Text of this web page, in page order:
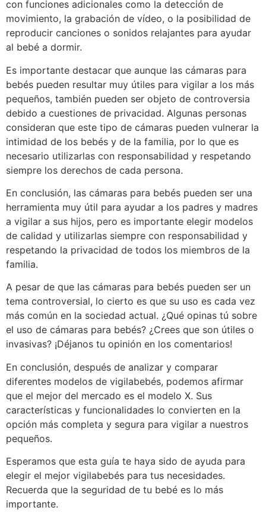
con funciones adicionales como la detección de
movimiento, la grabación de vídeo, o la posibilidad de
reproducir canciones o sonidos relajantes para ayudar
al bebé a dormir.
Es importante destacar que aunque las cámaras para
bebés pueden resultar muy útiles para vigilar a los más
pequeños, también pueden ser objeto de controversia
debido a cuestiones de privacidad. Algunas personas
consideran que este tipo de cámaras pueden vulnerar la
intimidad de los bebés y de la familia, por lo que es
necesario utilizarlas con responsabilidad y respetando
siempre los derechos de cada persona.
En conclusión, las cámaras para bebés pueden ser una
herramienta muy útil para ayudar a los padres y madres
a vigilar a sus hijos, pero es importante elegir modelos
de calidad y utilizarlas siempre con responsabilidad y
respetando la privacidad de todos los miembros de la
familia.
A pesar de que las cámaras para bebés pueden ser un
tema controversial, lo cierto es que su uso es cada vez
más común en la sociedad actual. ¿Qué opinas tú sobre
el uso de cámaras para bebés? ¿Crees que son útiles o
invasivas? ¡Déjanos tu opinión en los comentarios!
En conclusión, después de analizar y comparar
diferentes modelos de vigilabebés, podemos afirmar
que el mejor del mercado es el modelo X. Sus
características y funcionalidades lo convierten en la
opción más completa y segura para vigilar a nuestros
pequeños.
Esperamos que esta guía te haya sido de ayuda para
elegir el mejor vigilabebés para tus necesidades.
Recuerda que la seguridad de tu bebé es lo más
importante.